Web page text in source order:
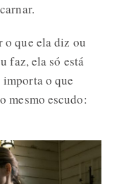
o que ela diz ou
faz, ela só está
o que
mesmo escudo: